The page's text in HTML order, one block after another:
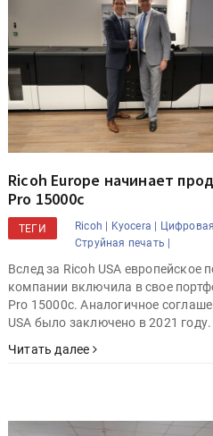
Ricoh Europe начинает
Pro 15000c
ТЕГИ Ricoh | Kyocera |
Струйная печать |
Вслед за Ricoh USA европейское
компании включила в свое
Pro 15000c. Аналогичное
USA было заключено в 2021 году.
Читать далее